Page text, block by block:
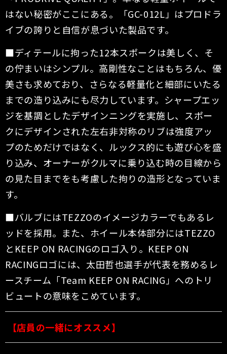
はない秘密がここにある。「GC-012L」はプロドラ
イブの誇りと自信が息づいた製品です。
■ディテールに拘った12本スポークは美しく、そ
の佇まいはシンプル。高剛性なことはもちろん、優
美さも求めており、さらなる軽量化と細部にいたる
までの造り込みにも尽力しています。シャープエッ
ジを基調としたデザインニングを実施し、スポー
クにデザインされた左右非対称のリブは強度アッ
プのためだけではなく、ルックス的にも遊び心を盛
り込み、オーナーがクルマに乗り込む時の目線から
の見た目までをも考慮した拘りの造形となっていま
す。
■バルブにはTEZZOのイメージカラーでもあるレ
ッドを採用。また、ホイール本体部分にはTEZZO
とKEEP ON RACINGのロゴ入り。KEEP ON
RACINGロゴには、太田哲也選手が代表を務めるレ
ースチーム「Team KEEP ON RACING」へのトリ
ビュートの意味をこめています。
【店員の一緒にオススメ】